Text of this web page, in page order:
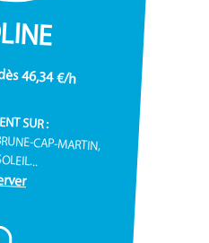
46,34 €/h
SUR :
CAP-MARTIN,